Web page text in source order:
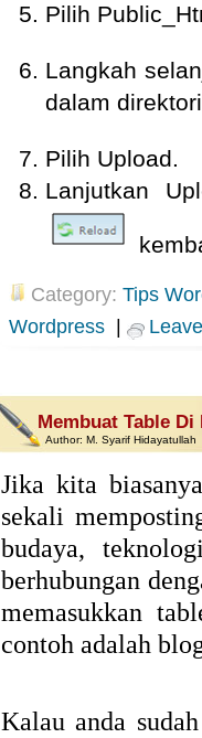
Pilih
Langkah
dalam
Pilih Upload.
Lanjutkan
Category: Tips
Wordpress
Membuat Table
Author: M. Syarif Hidayatullah
Jika kita
sekali
budaya,
berhubungan
memasukkan
contoh adalah
Kalau anda